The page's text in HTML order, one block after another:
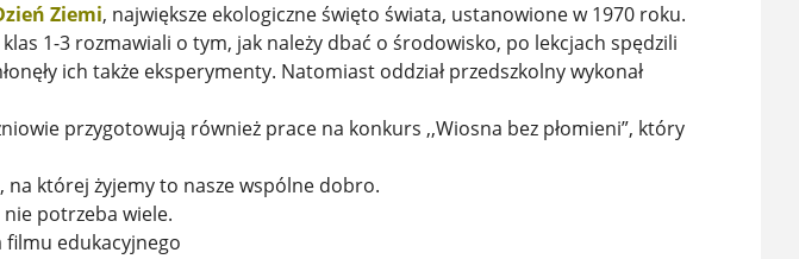
Ziemi, największe ekologiczne święto świata, ustanowione w 1970 roku.
1-3 rozmawiali o tym, jak należy dbać o środowisko, po lekcjach spędzili
ich także eksperymenty. Natomiast oddział przedszkolny wykonał
przygotowują również prace na konkurs ,,Wiosna bez płomieni”, który
której żyjemy to nasze wspólne dobro.
potrzeba wiele.
filmu edukacyjnego